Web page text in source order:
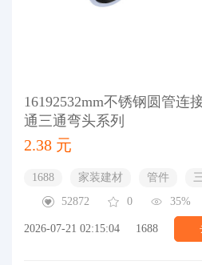
16192532mm不锈钢圆管连
通三通弯头系列
2.38 元
1688 家装建材 管件
52872
0 35%
2026-07-21 02:15:04 1688